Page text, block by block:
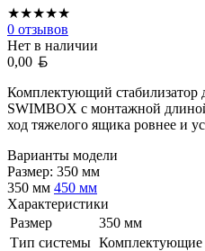
★★★★★
0 отзывов
Нет в наличии
0,00
Комплектующий стабилизатор
SWIMBOX с монтажной
ход тяжелого ящика ровнее и
Варианты модели
Размер: 350 мм
350 мм 450 мм
Характеристики
Размер
350 мм
Тип системы Комплектующие